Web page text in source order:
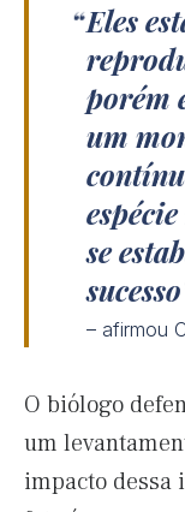
Eles
porém
um
se
sucesso
– afirmou
O biólogo
um
impacto dessa